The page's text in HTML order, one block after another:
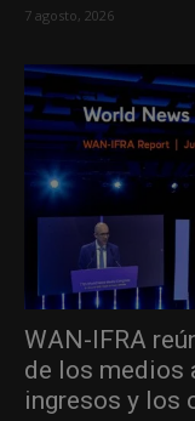
7 agosto, 2026
WAN-IFRA
de los medios
ingresos y los